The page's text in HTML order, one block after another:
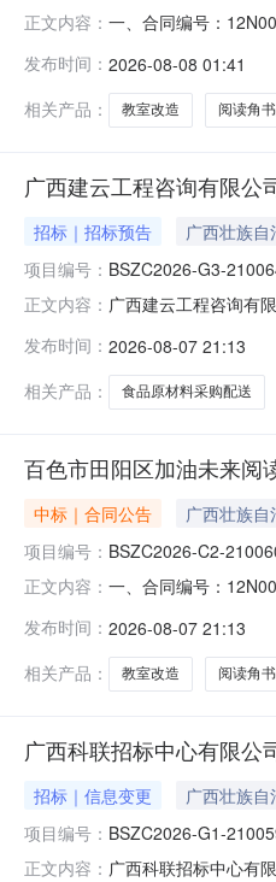
正文内容： 一、合同编号：
司地址：广西壮族自
发布时间： 2026-08-08 01:41
相关产品：
教室改造 阅读角
广西建云工程咨询有限公
招标｜招标预告 广西壮族
项目编号： BSZC2026-G3-
正文内容： 广西建云工程咨询有
办法及评分标准等内
我公司反映，以便我公
发布时间： 2026-08-07 21:13
相关产品：
食品原材料采购配送
百色市田阳区加油未来阅
中标｜合同公告 广西壮族
项目编号： BSZC2026-C2-
正文内容： 一、合同编号：
司地址：广西壮族自
发布时间： 2026-08-07 21:13
相关产品：
教室改造 阅读角
广西科联招标中心有限公
招标｜信息变更 广西壮族
项目编号： BSZC2026-G1-
正文内容： 广西科联招标中心有